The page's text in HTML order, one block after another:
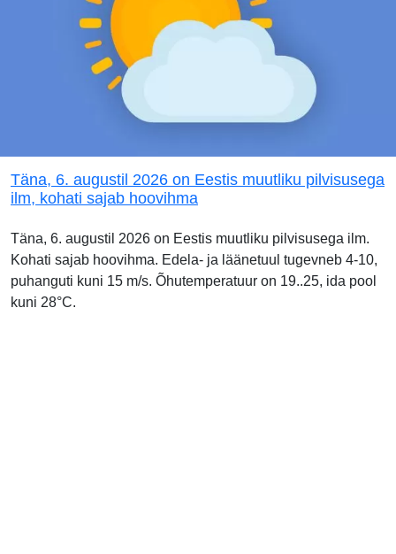
Täna, 6. augustil 2026 on Eestis muutliku pilvisusega
ilm, kohati sajab hoovihma
Täna, 6. augustil 2026 on Eestis muutliku pilvisusega ilm.
Kohati sajab hoovihma. Edela- ja läänetuul tugevneb 4-10,
puhanguti kuni 15 m/s. Õhutemperatuur on 19..25, ida pool
kuni 28°C.